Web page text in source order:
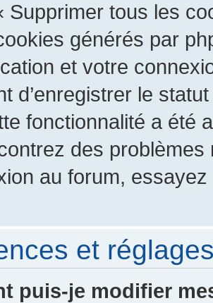
Supprimer tous les
générés par
et votre
d’enregistrer le
fonctionnalité a été
des
au forum,
et
puis-je modifier